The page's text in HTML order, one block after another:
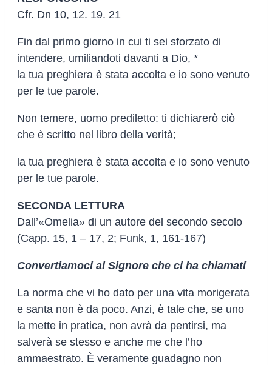
Cfr. Dn 10, 12. 19. 21
Fin dal primo giorno in cui ti sei sforzato di
intendere, umiliandoti davanti a Dio, *
la tua preghiera è stata accolta e io sono venuto
per le tue parole.
Non temere, uomo prediletto: ti dichiarerò ciò
che è scritto nel libro della verità;
la tua preghiera è stata accolta e io sono venuto
per le tue parole.
SECONDA LETTURA
Dall’«Omelia» di un autore del secondo secolo
(Capp. 15, 1 – 17, 2; Funk, 1, 161-167)
Convertiamoci al Signore che ci ha chiamati
La norma che vi ho dato per una vita morigerata
e santa non è da poco. Anzi, è tale che, se uno
la mette in pratica, non avrà da pentirsi, ma
salverà se stesso e anche me che l’ho
ammaestrato. È veramente guadagno non